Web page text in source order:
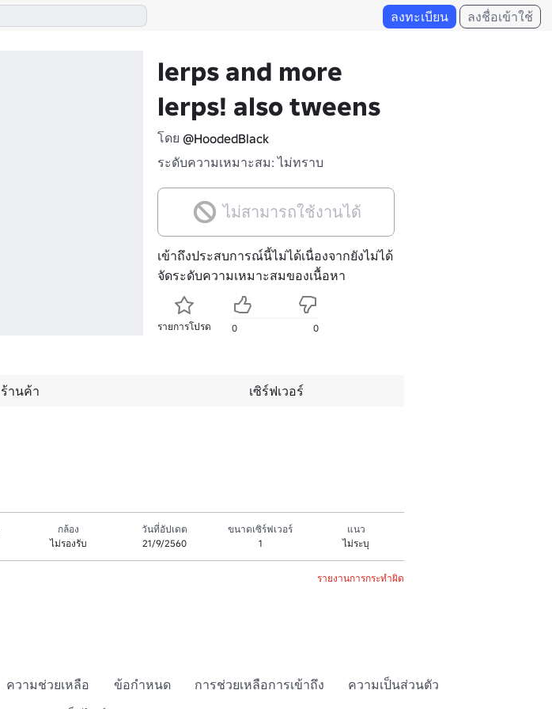
ลงทะเบียน ลงชื่อเข้าใช้
lerps and more
lerps! also tweens
โดย @HoodedBlack
ระดับความเหมาะสม: ไม่ทราบ
ไม่สามารถใช้งานได้
เข้าถึงประสบการณ์นี้ไม่ได้เนื่องจากยังไม่ได้
จัดระดับความเหมาะสมของเนื้อหา
รายการโปรด 0 0
ร้านค้า เซิร์ฟเวอร์
กล้อง
ไม่รองรับ
วันที่อัปเดต
21/9/2560
ขนาดเซิร์ฟเวอร์
1
แนว
ไม่ระบุ
รายงานการกระทำผิด
ความช่วยเหลือ ข้อกำหนด การช่วยเหลือการเข้าถึง
ความเป็นส่วนตัว